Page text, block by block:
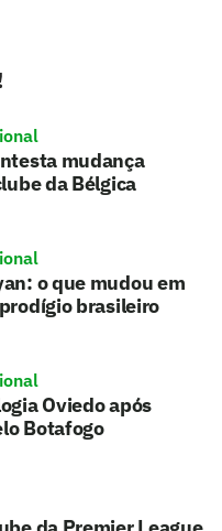
mudança
da Bélgica
o que mudou em
brasileiro
Oviedo após
Botafogo